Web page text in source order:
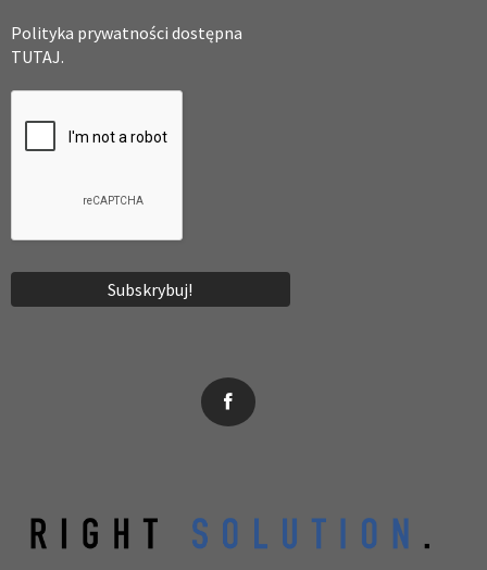
Polityka prywatności dostępna
TUTAJ.